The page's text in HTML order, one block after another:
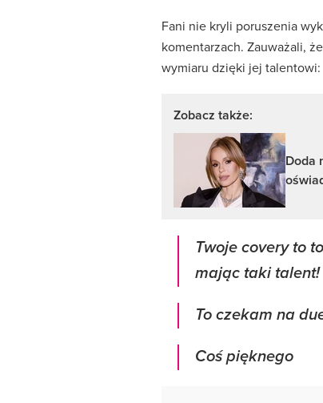
Fani nie kryli poruszenia
komentarzach. Zauważali,
wymiaru dzięki jej talentowi:
Zobacz także:
Doda
Twoje covery to
mając taki talent!
To czekam na
Coś pięknego